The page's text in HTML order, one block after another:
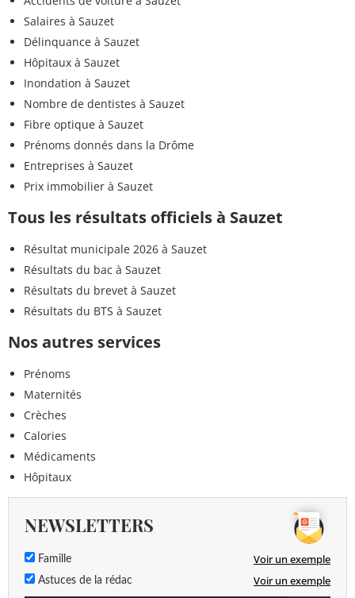
Salaires à Sauzet
Délinquance à Sauzet
Hôpitaux à Sauzet
Inondation à Sauzet
Nombre de dentistes à Sauzet
Fibre optique à Sauzet
Prénoms donnés dans la Drôme
Entreprises à Sauzet
Prix immobilier à Sauzet
Tous les résultats officiels à Sauzet
Résultat municipale 2026 à Sauzet
Résultats du bac à Sauzet
Résultats du brevet à Sauzet
Résultats du BTS à Sauzet
Nos autres services
Prénoms
Maternités
Crèches
Calories
Médicaments
Hôpitaux
NEWSLETTERS
Famille Voir un exemple
Astuces de la rédac Voir un exemple